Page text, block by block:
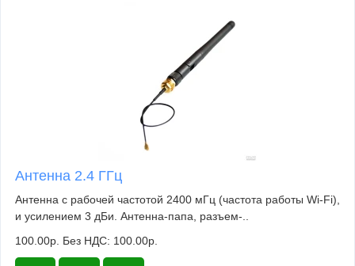
Антенна 2.4 ГГц
Антенна с рабочей частотой 2400 мГц (частота работы Wi-Fi),
и усилением 3 дБи. Антенна-папа, разъем-..
100.00р. Без НДС: 100.00р.